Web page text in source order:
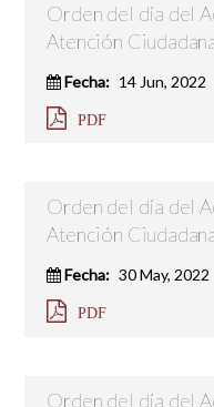
Orden del día del
Atención
Fecha: 14 Jun, 2022
PDF
Orden del día del
Atención
Fecha: 30 May, 2022
PDF
Orden del día del